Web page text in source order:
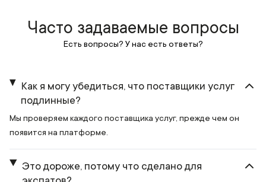
Часто задаваемые вопросы
Есть вопросы? У нас есть ответы?
Как я могу убедиться, что поставщики услуг
подлинные?
Мы проверяем каждого поставщика услуг, прежде чем он
появится на платформе.
Это дороже, потому что сделано для